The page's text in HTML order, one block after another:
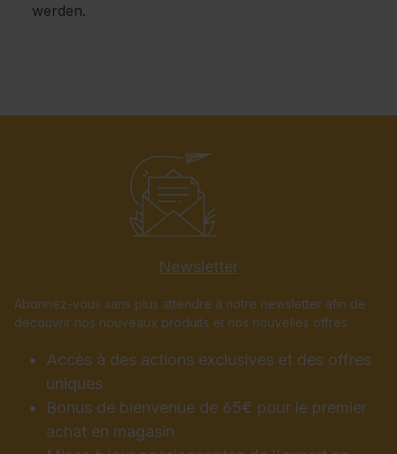
werden.
Newsletter
Abonnez-vous sans plus attendre à notre newsletter afin de
découvrir nos nouveaux produits et nos nouvelles offres.
Accès à des actions exclusives et des offres
uniques
Bonus de bienvenue de 65€ pour le premier
achat en magasin